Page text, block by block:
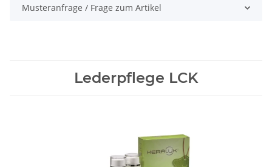
Musteranfrage / Frage zum Artikel
Lederpflege LCK